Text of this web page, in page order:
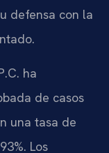
defensa con la
ha
de casos
una tasa de
Los